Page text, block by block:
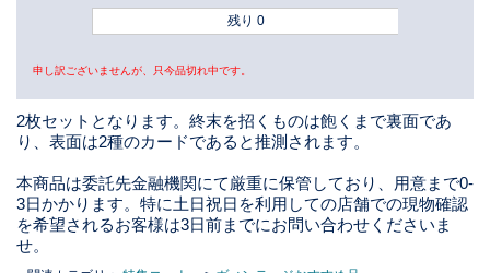
残り 0
申し訳ございませんが、只今品切れ中です。
2枚セットとなります。終末を招くものは飽くまで裏面であ
り、表面は2種のカードであると推測されます。
本商品は委託先金融機関にて厳重に保管しており、用意まで0-
3日かかります。特に土日祝日を利用しての店舗での現物確認
を希望されるお客様は3日前までにお問い合わせくださいま
せ。